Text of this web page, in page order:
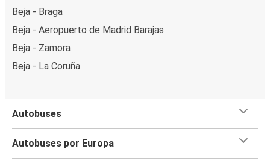
Beja - Braga
Beja - Aeropuerto de Madrid Barajas
Beja - Zamora
Beja - La Coruña
Autobuses
Autobuses por Europa